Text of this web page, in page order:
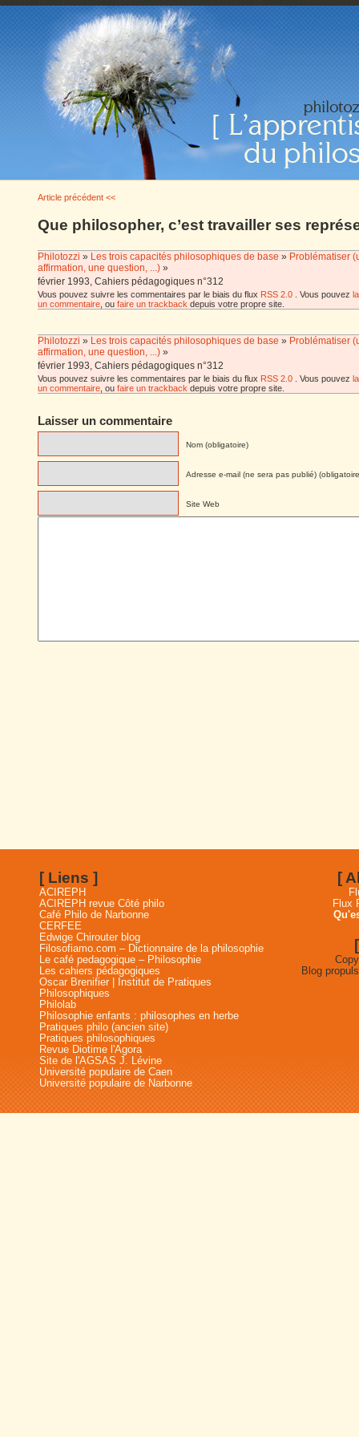
Article précédent <<
Que philosopher, c’est travailler ses
Philotozzi » Les trois capacités philosophiques de base » Problématiser
affirmation, une question, ...) »
février 1993, Cahiers pédagogiques n°312
Vous pouvez suivre les commentaires par le biais du flux RSS 2.0 . Vous pouvez
un commentaire , ou faire un trackback depuis votre propre site.
Philotozzi » Les trois capacités philosophiques de base » Problématiser
affirmation, une question, ...) »
février 1993, Cahiers pédagogiques n°312
Vous pouvez suivre les commentaires par le biais du flux RSS 2.0 . Vous pouvez
un commentaire , ou faire un trackback depuis votre propre site.
Laisser un commentaire
Nom (obligatoire)
Adresse e-mail (ne sera pas publié)
Site Web
[ Liens ]
ACIREPH
ACIREPH revue Côté philo
Café Philo de Narbonne
CERFEE
Edwige Chirouter blog
Filosofiamo.com – Dictionnaire de la philosophie
Le café pedagogique – Philosophie
Les cahiers pédagogiques
Oscar Brenifier | Institut de Pratiques
Philosophiques
Philolab
Philosophie enfants : philosophes en herbe
Pratiques philo (ancien site)
Pratiques philosophiques
Revue Diotime l'Agora
Site de l'AGSAS J. Lévine
Université populaire de Caen
Université populaire de Narbonne
[
Flux
Blog